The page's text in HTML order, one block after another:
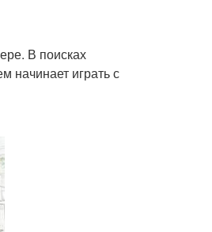
В поисках
начинает играть с